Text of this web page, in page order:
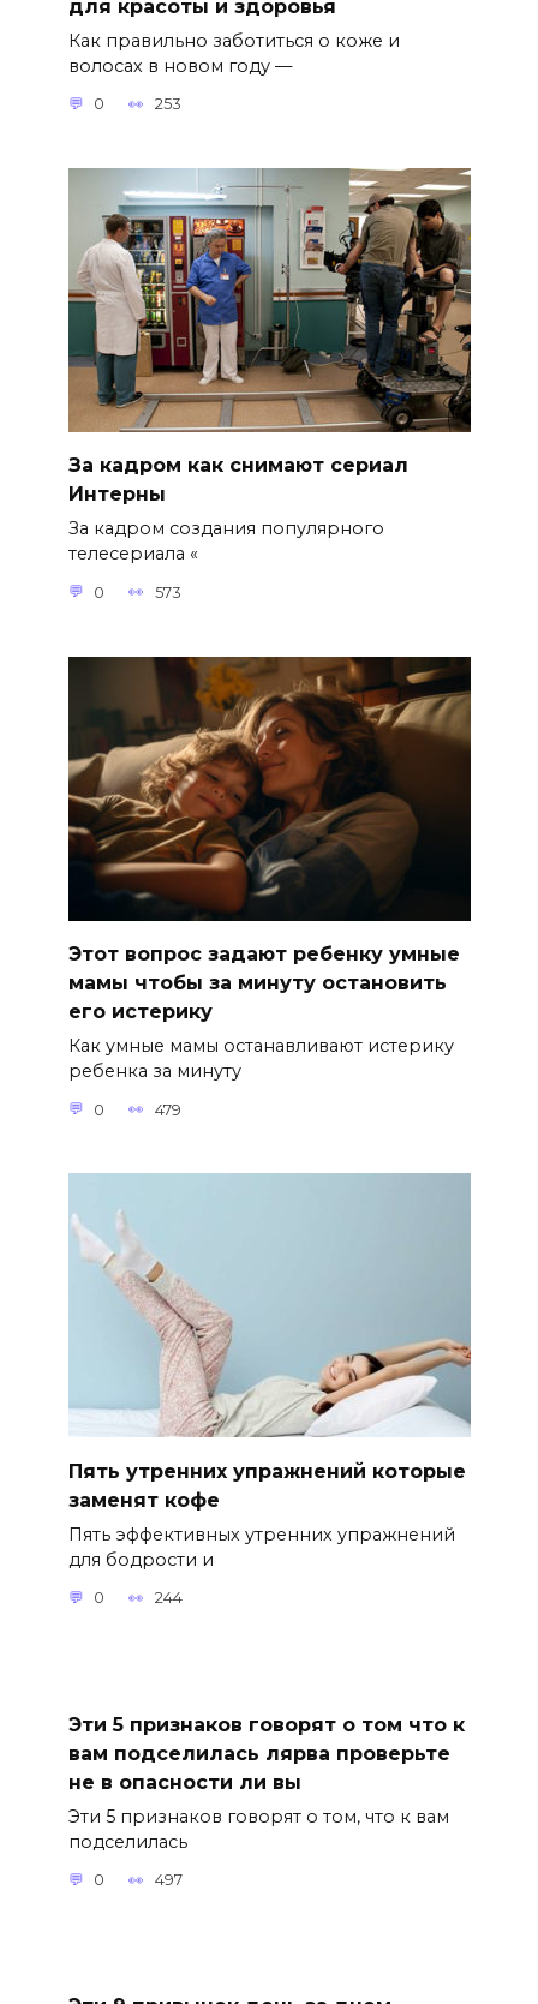
для красоты и здоровья
Как правильно заботиться о коже и
волосах в новом году —
0 253
За кадром как снимают сериал
Интерны
За кадром создания популярного
телесериала «
0 573
Этот вопрос задают ребенку умные
мамы чтобы за минуту остановить
его истерику
Как умные мамы останавливают истерику
ребенка за минуту
0 479
Пять утренних упражнений которые
заменят кофе
Пять эффективных утренних упражнений
для бодрости и
0 244
Эти 5 признаков говорят о том что к
вам подселилась лярва проверьте
не в опасности ли вы
Эти 5 признаков говорят о том, что к вам
подселилась
0 497